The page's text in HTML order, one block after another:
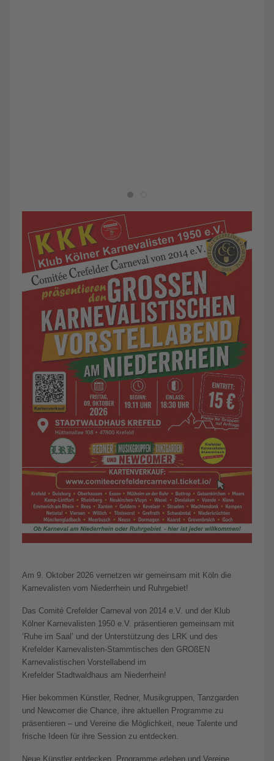
Am 9. Oktober 2026 vernetzen wir gemeinsam mit Köln die
Karnevalisten vom Niederrhein und Ruhrgebiet!
Das Comité Crefelder Carneval von 2014 e.V. und der Klub
Kölner Karnevalisten 1950 e.V. präsentieren gemeinsam mit
‘Ruhe im Saal’ und der Unterstützung des LRK und des
Krefelder Karnevalisten-Stammtisches den GROßEN
Karnevalistischen Vorstellabend im
Krefelder Stadtwaldhaus am Niederrhein!
Hier bekommen Künstler, Redner, Musikgruppen, Tanzgarden
und Newcomer die Chance, ihre aktuellen Programme zu
präsentieren – und Vereine die Möglichkeit, neue Talente und
frische Ideen für ihre Session zu entdecken.
Neue Künstler entdecken, Programme erleben und Vereine